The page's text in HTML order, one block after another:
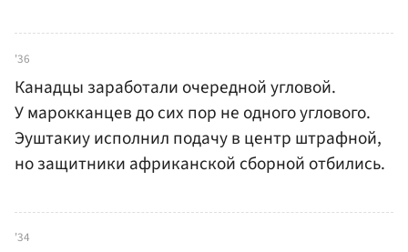
'36
Канадцы заработали очередной угловой.
У марокканцев до сих пор не одного углового.
Эуштакиу исполнил подачу в центр штрафной,
но защитники африканской сборной отбились.
'34